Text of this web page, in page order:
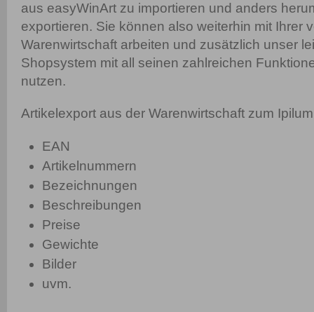
aus easyWinArt zu importieren und anders
exportieren. Sie können also weiterhin mit Ihrer
Warenwirtschaft arbeiten und zusätzlich unser
Shopsystem mit all seinen zahlreichen
nutzen.
Artikelexport aus der Warenwirtschaft zum
EAN
Artikelnummern
Bezeichnungen
Beschreibungen
Preise
Gewichte
Bilder
uvm.